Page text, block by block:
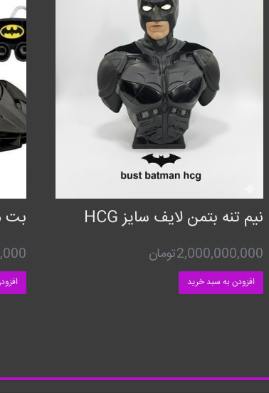
نیم تنه بتمن لایف سایز HCG
2,000,000,000تومان
افزودن به سبد خرید
بت